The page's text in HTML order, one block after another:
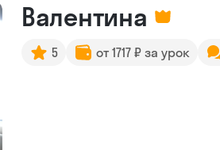
Валентина
5 от 1717 ₽ за урок